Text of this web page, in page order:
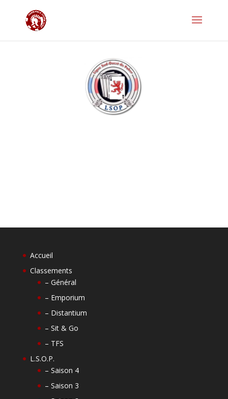
Accueil
Classements
– Général
– Emporium
– Distantium
– Sit & Go
– TFS
L.S.O.P.
– Saison 4
– Saison 3